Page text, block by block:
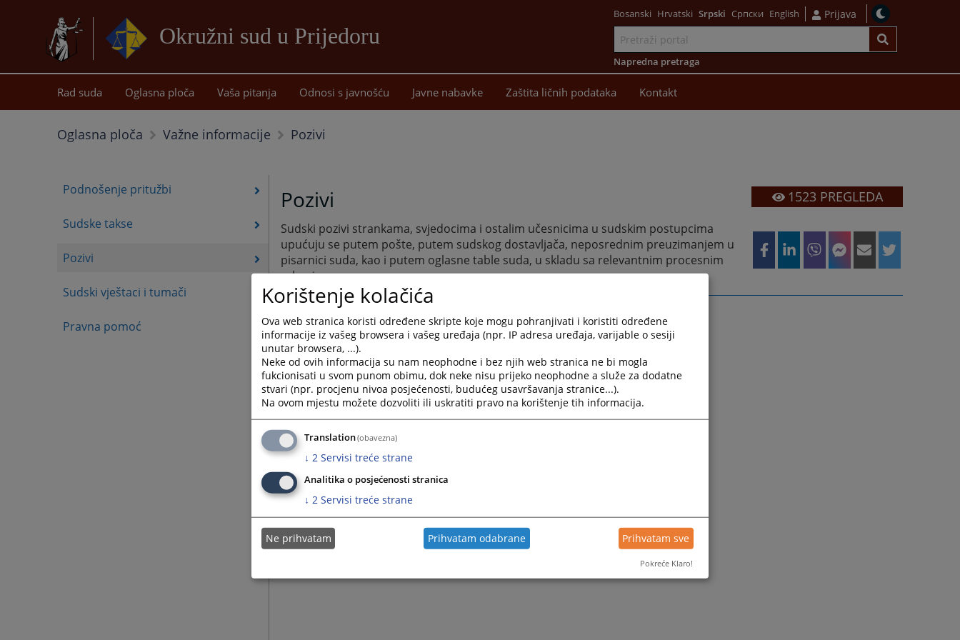
Okružni sud u Prijedoru
sadržaj
Bosanski Hrvatski Srpski Српски English Prijava
Napredna pretraga
Rad suda Oglasna ploča Vaša pitanja Odnosi s javnošću Javne nabavke Zaštita ličnih podataka Kontakt
Oglasna ploča Važne informacije Pozivi
Podnošenje pritužbi
Sudske takse
Pozivi
Sudski vještaci i tumači
Pravna pomoć
Pozivi
Sudski pozivi strankama, svjedocima i ostalim učesnicima u sudskim postupcima
upućuju se putem pošte, putem sudskog dostavljača, neposrednim preuzimanjem u
pisarnici suda, kao i putem oglasne table suda, u skladu sa relevantnim procesnim
zakonima.
1523PREGLEDA
Korištenje kolačića
Ova web stranica koristi određene skripte koje mogu pohranjivati i koristiti određene
informacije iz vašeg browsera i vašeg uređaja (npr. IP adresa uređaja, varijable o sesiji
unutar browsera, ...).
Neke od ovih informacija su nam neophodne i bez njih web stranica ne bi mogla
fukcionisati u svom punom obimu, dok neke nisu prijeko neophodne a služe za dodatne
stvari (npr. procjenu nivoa posjećenosti, budućeg usavršavanja stranice...).
Na ovom mjestu možete dozvoliti ili uskratiti pravo na korištenje tih informacija.
Translation(obavezna)
↓ 2 Servisi treće strane
Analitika o posjećenosti stranica
↓ 2 Servisi treće strane
Ne prihvatam Prihvatam odabrane Prihvatam sve
Pokreće Klaro!